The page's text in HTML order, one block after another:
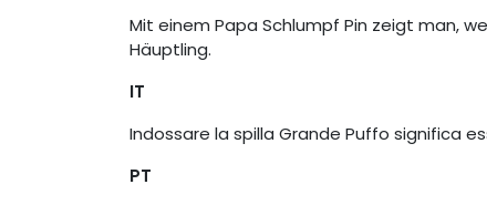
Mit einem Papa Schlumpf Pin zeigt man,
Häuptling.
IT
Indossare la spilla Grande Puffo significa
PT